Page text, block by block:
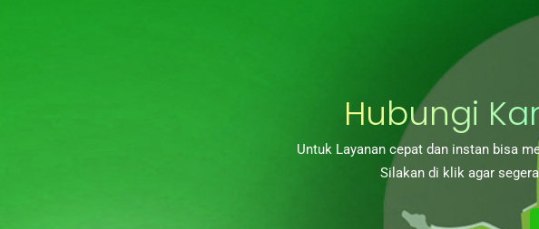
Hubungi
Untuk Layanan cepat dan instan bisa
Silakan di klik agar